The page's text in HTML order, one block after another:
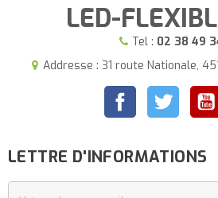
LED-
Tel : 02 38 49
Addresse : 31 route Nationale,
FacebookTwitter
LETTRE D'INFORMATIONS